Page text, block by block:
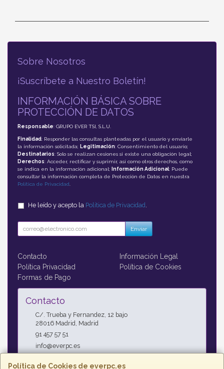
Política de Cookies de everpc.es
Sobre Nosotros
¡Suscríbete a Nuestro Boletín!
INFORMACIÓN BÁSICA SOBRE
PROTECCIÓN DE DATOS
Responsable: GRUPO EVER TSI, S.L.U.
Finalidad: Responder las consultas planteadas por el usuario y enviarle
la información solicitada; Legitimación: Consentimiento del usuario;
Destinatarios: Solo se realizan cesiones si existe una obligación legal;
Derechos: Acceder, rectificar y suprimir, así como otros derechos, como
se indica en la información adicional;
Información Adicional: Puede
consultar la información completa de Protección de Datos en nuestra
Política de Privacidad
He leído y acepto la Política de Privacidad .
Enviar
Contacto
Información Legal
Política Privacidad
Política de Cookies
Formas de Pago
Contacto
C/. Trueba y Fernandez, 12 bajo
28016 Madrid, Madrid
91 457 57 51
info@everpc.es